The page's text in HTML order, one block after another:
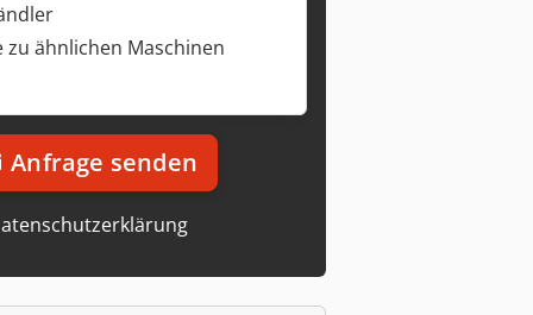
zu ähnlichen Maschinen
Anfrage senden